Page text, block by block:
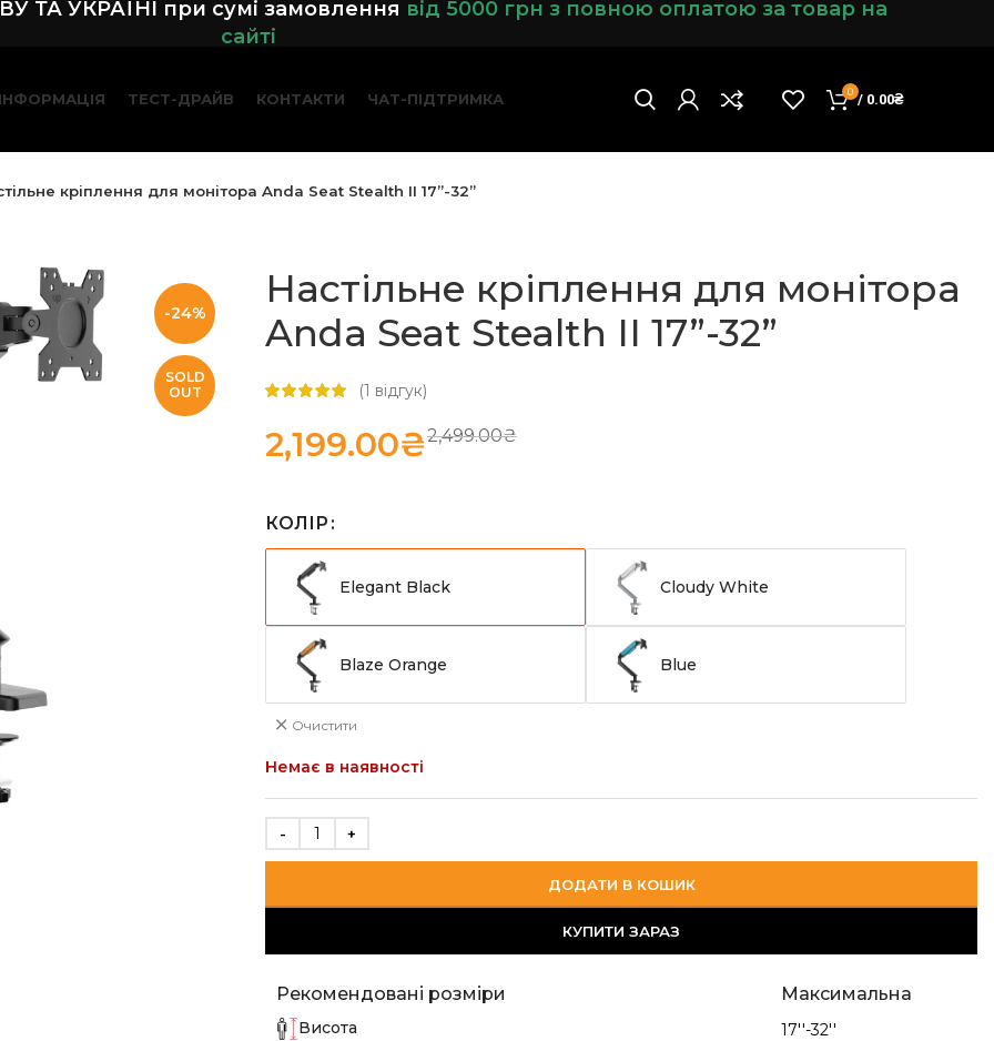
ТА УКРАЇНІ при сумі замовлення від 5000 грн з повною оплатою за товар на
сайті
ТЕСТ-ДРАЙВ КОНТАКТИ ЧАТ-ПІДТРИМКА 0 / 0.00₴
кріплення для монітора Anda Seat Stealth II 17”-32”
-24%
SOLD
OUT
Настільне кріплення для монітора
Anda Seat Stealth II 17”-32”
(1 відгук)
2,499.00₴
2,199.00₴
КОЛІР
Elegant Black Cloudy White
Blaze Orange Blue
Очистити
Немає в наявності
ДОДАТИ В КОШИК
КУПИТИ ЗАРАЗ
Рекомендовані розміри Максимальна
Висота 17''-32''